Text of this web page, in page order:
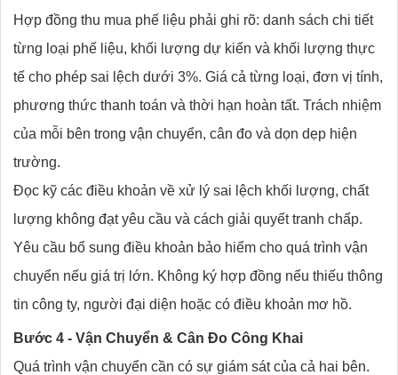
Hợp đồng thu mua phế liệu phải ghi rõ: danh sách chi tiết
từng loại phế liệu, khối lượng dự kiến và khối lượng thực
tế cho phép sai lệch dưới 3%. Giá cả từng loại, đơn vị tính,
phương thức thanh toán và thời hạn hoàn tất. Trách nhiệm
của mỗi bên trong vận chuyển, cân đo và dọn dẹp hiện
trường.
Đọc kỹ các điều khoản về xử lý sai lệch khối lượng, chất
lượng không đạt yêu cầu và cách giải quyết tranh chấp.
Yêu cầu bổ sung điều khoản bảo hiểm cho quá trình vận
chuyển nếu giá trị lớn. Không ký hợp đồng nếu thiếu thông
tin công ty, người đại diện hoặc có điều khoản mơ hồ.
Bước 4 - Vận Chuyển & Cân Đo Công Khai
Quá trình vận chuyển cần có sự giám sát của cả hai bên.